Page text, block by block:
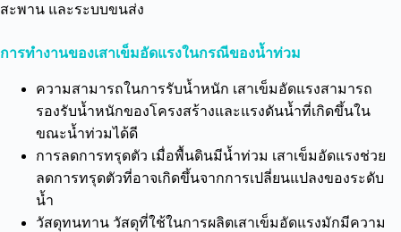
สะพาน และระบบขนส่ง
การทำงานของเสาเข็มอัดแรงในกรณีของน้ำท่วม
ความสามารถในการรับน้ำหนัก เสาเข็มอัดแรงสามารถ
รองรับน้ำหนักของโครงสร้างและแรงดันน้ำที่เกิดขึ้นใน
ขณะน้ำท่วมได้ดี
การลดการทรุดตัว เมื่อพื้นดินมีน้ำท่วม เสาเข็มอัดแรงช่วย
ลดการทรุดตัวที่อาจเกิดขึ้นจากการเปลี่ยนแปลงของระดับ
น้ำ
วัสดุทนทาน วัสดุที่ใช้ในการผลิตเสาเข็มอัดแรงมักมีความ